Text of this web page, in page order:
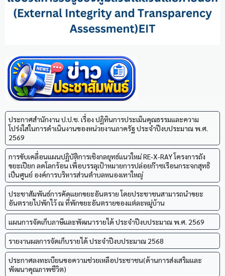
ประกาศสำนักงาน ป.ป.ช. เรื่อง ปฏิทินการประเมินคุณธรรมและความ
โปร่งใสในการดำเนินงานของหน่วยงานภาครัฐ ประจำปีงบประมาณ พ.ศ.
2569
การขับเคลื่อนแผนปฏิบัติการเชิงกลยุทธ์แนวใหม่ RE-X-RAY โครงการถัง
ขยะเปียก ลดโลกร้อน เพื่อบรรลุเป้าหมายการปล่อยก๊าซเรือนกระจกสุทธิ
เป็นศูนย์ องค์การบริหารส่วนตำบลหนองเทาใหญ่
ประชาสัมพันธ์การคัดแยกขยะอันตราย โดยประชาชนสามารถนำขยะ
อันตรายไปพักไว้ ณ ที่พักขยะอันตรายของแต่ละหมู่บ้าน
แผนการจัดเก็บภาษีและพัฒนารายได้ ประจำปีงบประมาณ พ.ศ. 2569
รายงานผลการจัดเก็บรายได้ ประจำปีงบประมาณ 2568
ประกาศลงทะเบียนขอความช่วยเหลือประชาชน(ด้านการส่งเสริมและ
พัฒนาคุณภาพชีวิต)